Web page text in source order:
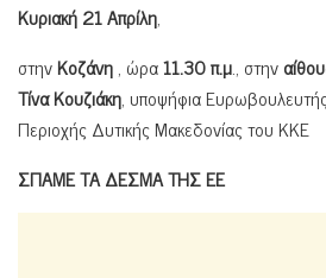
Κυριακή 21 Απρίλη,
στηνΚοζάνη, ώρα11.30 π.μ., στην
Τίνα Κουζιάκη, υποψήφια
Περιοχής Δυτικής Μακεδονίας του ΚΚΕ
ΣΠΑΜΕ ΤΑ ΔΕΣΜΑ ΤΗΣ ΕΕ